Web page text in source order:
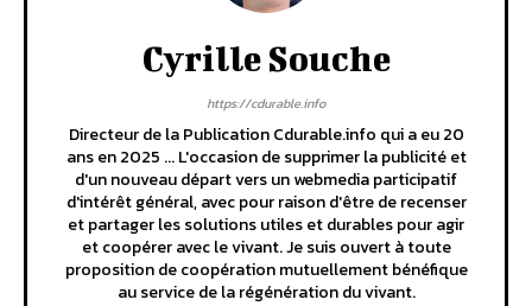
Cyrille Souche
https://cdurable.info
Directeur de la Publication Cdurable.info qui a eu 20
ans en 2025 ... L'occasion de supprimer la publicité et
d'un nouveau départ vers un webmedia participatif
d'intérêt général, avec pour raison d'être de recenser
et partager les solutions utiles et durables pour agir
et coopérer avec le vivant. Je suis ouvert à toute
proposition de coopération mutuellement bénéfique
au service de la régénération du vivant.